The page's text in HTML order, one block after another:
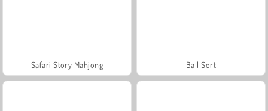
Safari Story Mahjong Ball Sort